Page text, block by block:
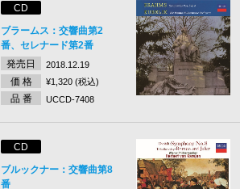
CD
ブラームス：交響曲第2
番、セレナード第2番
発売日
2018.12.19
価 格 ¥1,320 (税込)
品 番 UCCD-7408
CD
ブルックナー：交響曲第8
番